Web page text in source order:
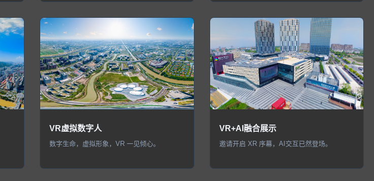
VR虚拟数字人
数字生命，虚拟形象，VR 一见倾心。
VR+AI融合展示
邀请开启 XR 序幕，AI交互已然登场。